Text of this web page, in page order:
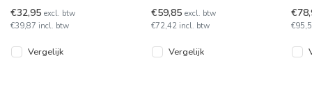
gemakkelijke borstzak en
boord aan de onderzijde
€32,95 excl. btw
€39,87 incl. btw
Vergelijk
diverse kleuren leverbaar!
€59,85 excl. btw
€72,42 incl. btw
Vergelijk
om